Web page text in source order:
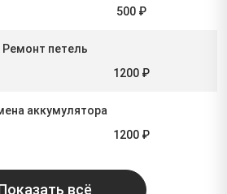
500 ₽
Ремонт петель
1200 ₽
аккумулятора
1200 ₽
всё